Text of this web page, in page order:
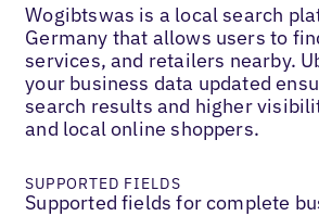
Wogibtswas is a local search
Germany that allows users to
services, and retailers nearby.
your business data updated
search results and higher
and local online shoppers.
SUPPORTED FIELDS
Supported fields for complete